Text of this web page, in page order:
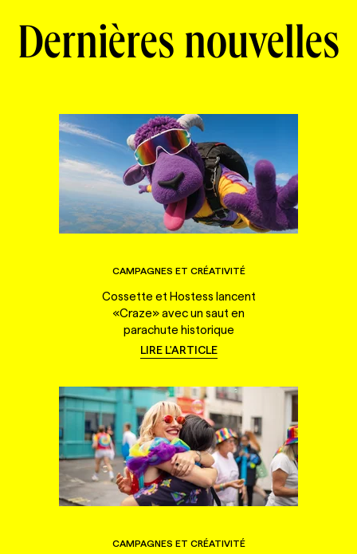
Dernières nouvelles
CAMPAGNES ET CRÉATIVITÉ
Cossette et Hostess lancent
«Craze» avec un saut en
parachute historique
LIRE L'ARTICLE
CAMPAGNES ET CRÉATIVITÉ